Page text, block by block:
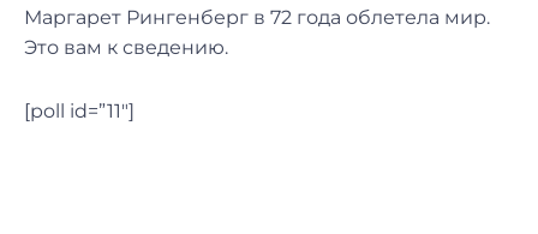
Маргарет Рингенберг в 72 года облетела мир.
Это вам к сведению.
[poll id=”11″]